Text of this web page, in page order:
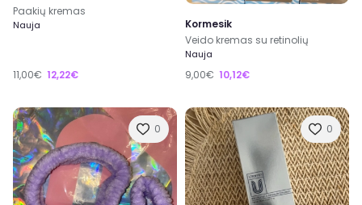
Paakių kremas
Nauja
11,00€ 12,22€
Kormesik
Veido kremas su retinolių
Nauja
9,00€ 10,12€
0 0